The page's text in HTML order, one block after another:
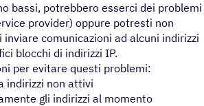
bassi, potrebbero esserci dei problemi
provider) oppure potresti non
inviare comunicazioni ad alcuni indirizzi
blocchi di indirizzi IP.
per evitare questi problemi:
indirizzi non attivi
gli indirizzi al momento